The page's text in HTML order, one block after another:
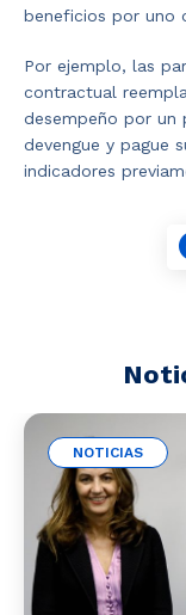
beneficios por uno
Por ejemplo, las
contractual
desempeño por un
devengue y pague
indicadores
NOTICIAS